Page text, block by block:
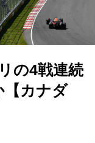
の4戦連続
【カナダ